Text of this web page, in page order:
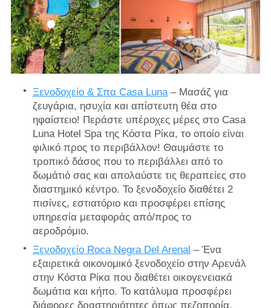
Ξενοδοχείο & Σπα Casa Luna– Μασάζ για
ζευγάρια, ησυχία και απίστευτη θέα στο
ηφαίστειο! Περάστε υπέροχες μέρες στο Casa
Luna Hotel Spa της Κόστα Ρίκα, το οποίο είναι
φιλικό προς το περιβάλλον! Θαυμάστε το
τροπικό δάσος που το περιβάλλει από το
δωμάτιό σας και απολαύστε τις θεραπείες στο
διαστημικό κέντρο. Το ξενοδοχείο διαθέτει 2
πισίνες, εστιατόριο και προσφέρει επίσης
υπηρεσία μεταφοράς από/προς το
αεροδρόμιο.
Ξενοδοχείο Roca Negra Del Arenal – Ένα
εξαιρετικά οικονομικό ξενοδοχείο στην Αρενάλ
στην Κόστα Ρίκα που διαθέτει οικογενειακά
δωμάτια και κήπο. Το κατάλυμα προσφέρει
διάφορες δραστηριότητες όπως πεζοπορία,